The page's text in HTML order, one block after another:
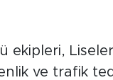
ve trafik